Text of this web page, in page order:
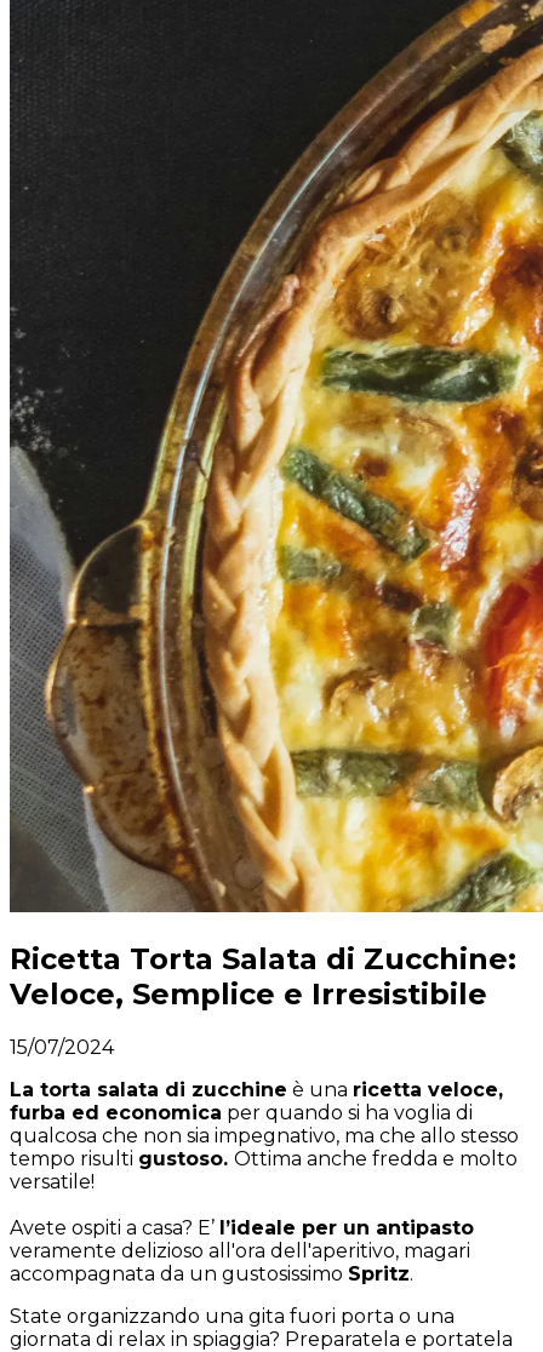
Ricetta Torta Salata di Zucchine:
Veloce, Semplice e Irresistibile
15/07/2024
La torta salata di zucchine è una ricetta veloce,
furba ed economica per quando si ha voglia di
qualcosa che non sia impegnativo, ma che allo stesso
tempo risulti gustoso. Ottima anche fredda e molto
versatile!
Avete ospiti a casa? E’ l’ideale per un antipasto
veramente delizioso all'ora dell'aperitivo, magari
accompagnata da un gustosissimo Spritz.
State organizzando una gita fuori porta o una
giornata di relax in spiaggia? Preparatela e portatela